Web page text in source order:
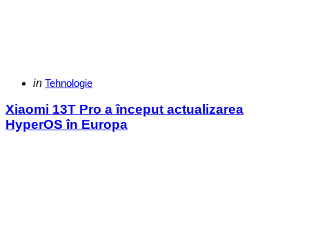
Categories
Posted
in Tehnologie
Xiaomi 13T Pro a început actualizarea
HyperOS în Europa